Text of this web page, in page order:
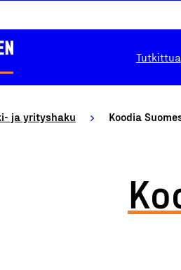
Tutkittua
ja yrityshaku Koodia